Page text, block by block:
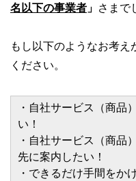
名以下の事業者 」 さまで
もし以下のようなお考
ください。
・自社サービス（商品
い！
・自社サービス（商品
先に案内したい！
・できるだけ手間をか